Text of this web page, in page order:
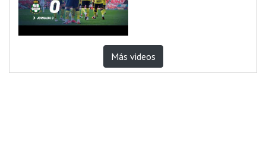
Más videos